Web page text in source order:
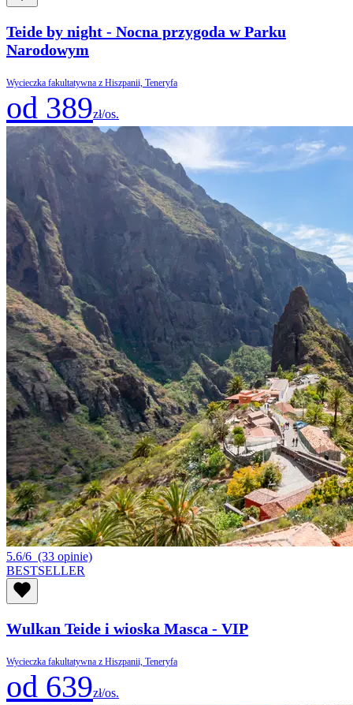
Teide by night - Nocna przygoda w Parku
Narodowym
Wycieczka fakultatywna z Hiszpanii, Teneryfa
od 389zł/os.
5.6/6 (33 opinie)
BESTSELLER
Wulkan Teide i wioska Masca - VIP
Wycieczka fakultatywna z Hiszpanii, Teneryfa
od 639zł/os.